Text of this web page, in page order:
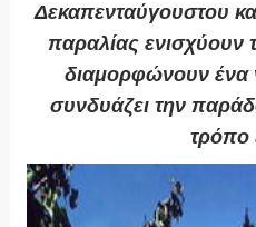
Δεκαπενταύγουστου
παραλίας ενισχύουν
διαμορφώνουν
συνδυάζει την
τρόπο